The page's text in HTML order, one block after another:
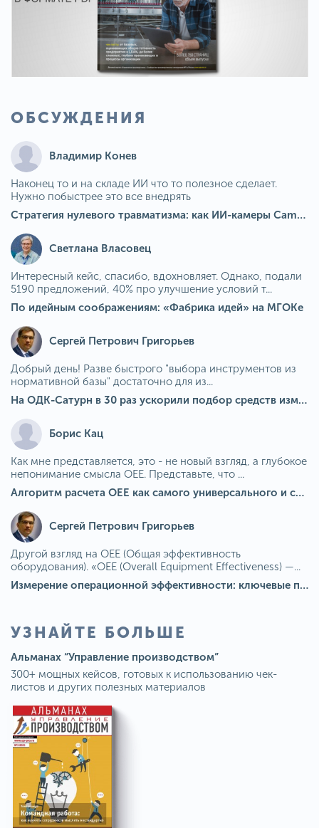
ОБСУЖДЕНИЯ
Владимир Конев
Наконец то и на складе ИИ что то полезное сделает.
Нужно побыстрее это все внедрять
Стратегия нулевого травматизма: как ИИ-камеры Camkord снижают риск наезда на пешехода при работе на погрузчике
Светлана Власовец
Интересный кейс, спасибо, вдохновляет. Однако, подали
5190 предложений, 40% про улучшение условий т...
По идейным соображениям: «Фабрика идей» на МГОКе
Сергей Петрович Григорьев
Добрый день! Разве быстрого "выбора инструментов из
нормативной базы" достаточно для из...
На ОДК-Сатурн в 30 раз ускорили подбор средств измерения для контроля качества продукции
Борис Кац
Как мне представляется, это - не новый взгляд, а глубокое
непонимание смысла OEE. Представьте, что ...
Алгоритм расчета ОЕЕ как самого универсального и современного показателя эффективности оборудования в мире
Сергей Петрович Григорьев
Другой взгляд на OEE (Общая эффективность
оборудования). «OEE (Overall Equipment Effectiveness) —...
Измерение операционной эффективности: ключевые показатели для непрерывного совершенствования
УЗНАЙТЕ БОЛЬШЕ
Альманах “Управление производством”
300+ мощных кейсов, готовых к использованию чек-
листов и других полезных материалов